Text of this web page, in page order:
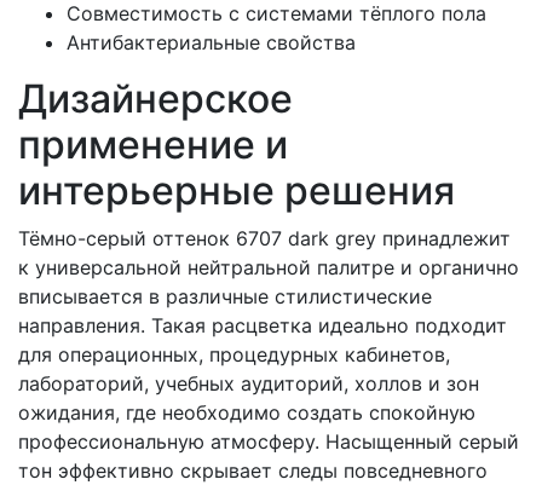
Совместимость с системами тёплого пола
Антибактериальные свойства
Дизайнерское
применение и
интерьерные решения
Тёмно-серый оттенок 6707 dark grey принадлежит
к универсальной нейтральной палитре и органично
вписывается в различные стилистические
направления. Такая расцветка идеально подходит
для операционных, процедурных кабинетов,
лабораторий, учебных аудиторий, холлов и зон
ожидания, где необходимо создать спокойную
профессиональную атмосферу. Насыщенный серый
тон эффективно скрывает следы повседневного